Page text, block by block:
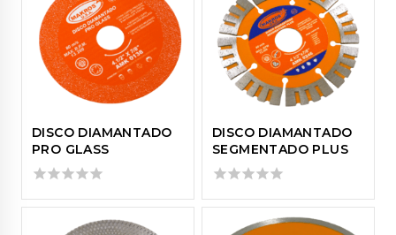
DISCO DIAMANTADO
PRO GLASS
0
out
DISCO DIAMANTADO
SEGMENTADO PLUS
0
out